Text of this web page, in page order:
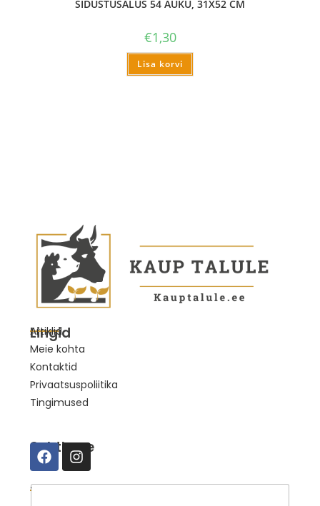
SIDUSTUSALUS 54 AUKU, 31X52 CM
€1,30
Lisa korvi
Lingid
Artiklid
Meie kohta
Kontaktid
Privaatsuspoliitika
Tingimused
Suhtleme
Telli uudised